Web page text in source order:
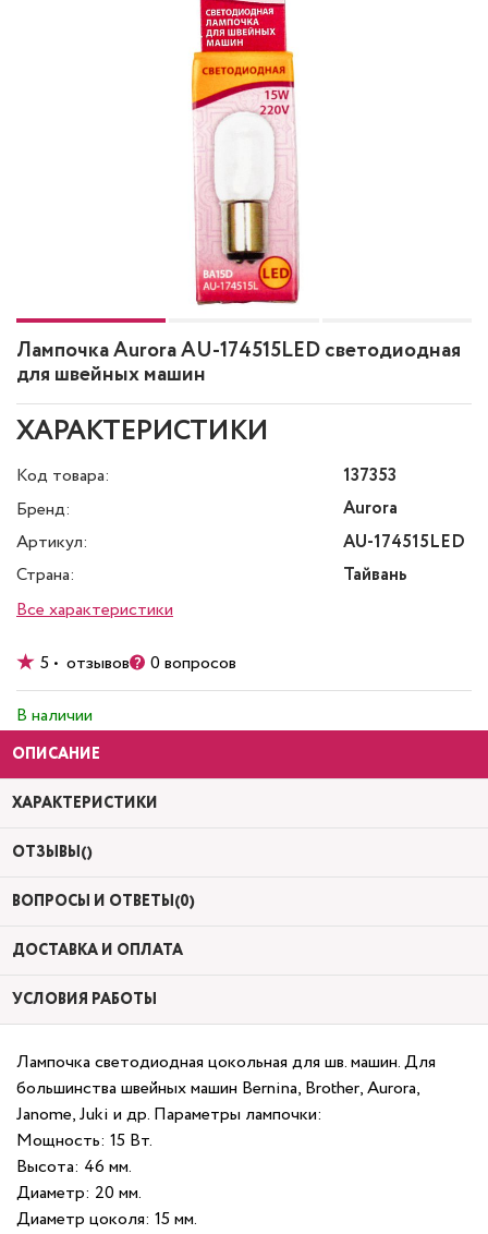
Лампочка Aurora AU-174515LED светодиодная
для швейных машин
ХАРАКТЕРИСТИКИ
Код товара:
137353
Бренд:
Aurora
Артикул:
AU-174515LED
Страна:
Тайвань
Все характеристики
5 • отзывов 0 вопросов
В наличии
ОПИСАНИЕ
ХАРАКТЕРИСТИКИ
ОТЗЫВЫ()
ВОПРОСЫ И ОТВЕТЫ(0)
ДОСТАВКА И ОПЛАТА
УСЛОВИЯ РАБОТЫ
Лампочка светодиодная цокольная для шв. машин. Для
большинства швейных машин Bernina, Brother, Aurora,
Janome, Juki и др. Параметры лампочки:
Мощность: 15 Вт.
Высота: 46 мм.
Диаметр: 20 мм.
Диаметр цоколя: 15 мм.